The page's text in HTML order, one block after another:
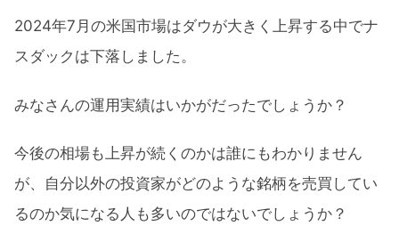
2024年7月の米国市場はダウが大きく上昇する中でナ
スダックは下落しました。
みなさんの運用実績はいかがだったでしょうか？
今後の相場も上昇が続くのかは誰にもわかりません
が、自分以外の投資家がどのような銘柄を売買してい
るのか気になる人も多いのではないでしょうか？